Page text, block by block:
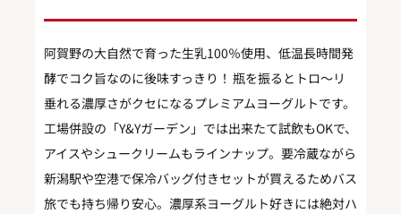
阿賀野の大自然で育った生乳100％使用、低温長時間発
酵でコク旨なのに後味すっきり！ 瓶を振るとトロ～リ
垂れる濃厚さがクセになるプレミアムヨーグルトです。
工場併設の「Y&Yガーデン」では出来たて試飲もOKで、
アイスやシュークリームもラインナップ。要冷蔵ながら
新潟駅や空港で保冷バッグ付きセットが買えるためバス
旅でも持ち帰り安心。濃厚系ヨーグルト好きには絶対ハ